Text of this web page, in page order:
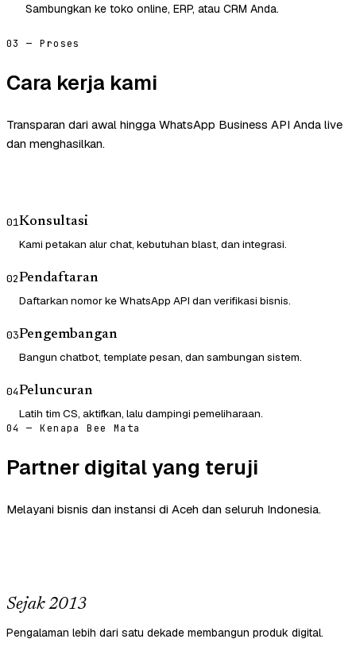
Sambungkan ke toko online, ERP, atau CRM Anda.
03 — Proses
Cara kerja kami
Transparan dari awal hingga WhatsApp Business API Anda live
dan menghasilkan.
01Konsultasi
Kami petakan alur chat, kebutuhan blast, dan integrasi.
02Pendaftaran
Daftarkan nomor ke WhatsApp API dan verifikasi bisnis.
03Pengembangan
Bangun chatbot, template pesan, dan sambungan sistem.
04Peluncuran
Latih tim CS, aktifkan, lalu dampingi pemeliharaan.
04 — Kenapa Bee Mata
Partner digital yang teruji
Melayani bisnis dan instansi di Aceh dan seluruh Indonesia.
Sejak 2013
Pengalaman lebih dari satu dekade membangun produk digital.